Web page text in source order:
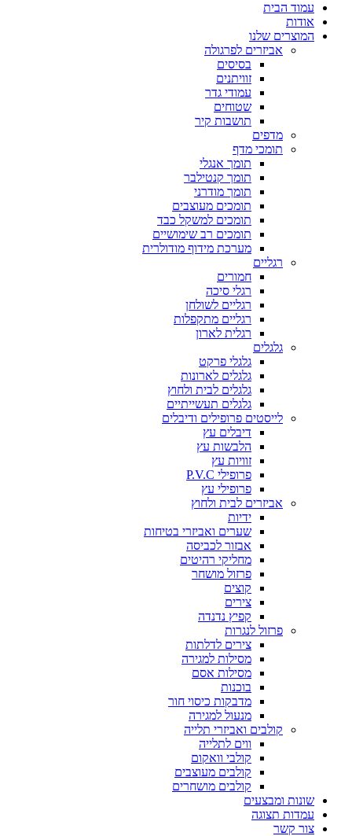
עמוד הבית
אודות
המוצרים שלנו
אביזרים לפרגולה
בסיסים
זוויתנים
עמודי גדר
שטוחים
תושבות קיר
מדפים
תומכי מדף
תומך אנגלי
תומך קנטילבר
תומך מודרני
תומכים מעוצבים
תומכים למשקל כבד
תומכים רב שימושיים
מערכת מידוף מודולרית
רגליים
חמורים
רגלי סיכה
רגליים לשולחן
רגליים מתקפלות
רגלית לארון
גלגלים
גלגלי פרקט
גלגלים לארונות
גלגלים לבית ולחוץ
גלגלים תעשייתיים
לייסטים פרופילים ודיבלים
דיבלים עץ
הלבשות עץ
זוויות עץ
פרופילי P.V.C
פרופילי עץ
אביזרים לבית ולחוץ
ידיות
שערים ואביזרי בטיחות
אבזור לכביסה
מחליקי רהיטים
פרזול מושחר
קוצים
צירים
קפיץ נדנדה
פרזול לנגרות
צירים לדלתות
מסילות למגירה
מסילות אסם
בוכנות
מדבקות כיסוי חור
מנעול למגירה
קולבים ואביזרי תלייה
ווים לתלייה
קולבי וואקום
קולבים מעוצבים
קולבים מושחרים
שונות ומבצעים
עמדות תצוגה
צור קשר